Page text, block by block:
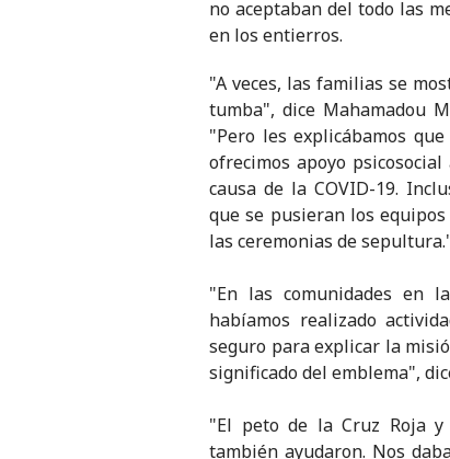
no aceptaban del todo las
en los entierros.
"A veces, las familias se
tumba", dice Mahamadou
"Pero les explicábamos
ofrecimos apoyo
causa de la COVID-19.
que se pusieran los
las ceremonias de
"En las comunidades en
habíamos realizado
seguro para explicar la
significado del emblema",
"El peto de la Cruz Roja
también ayudaron. Nos